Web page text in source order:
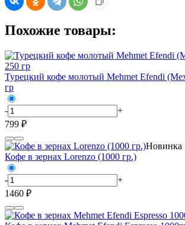
Похожие товары:
Турецкий кофе молотый Mehmet Efendi
гр
-
+
799 ₽
Новинка
Кофе в зернах Lorenzo (1000 гр.)
-
+
1460 ₽